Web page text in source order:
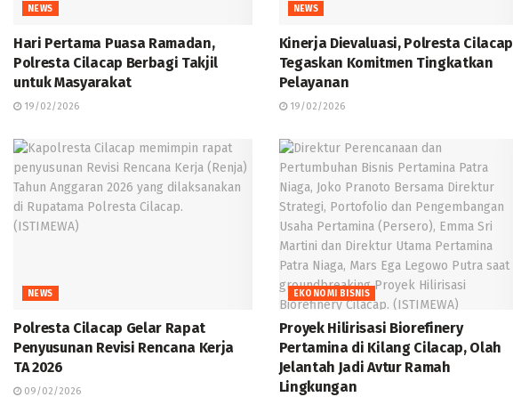
NEWS
Hari Pertama Puasa Ramadan,
Polresta Cilacap Berbagi Takjil
untuk Masyarakat
19/02/2026
NEWS
Kinerja Dievaluasi, Polresta Cilacap
Tegaskan Komitmen Tingkatkan
Pelayanan
19/02/2026
NEWS
Polresta Cilacap Gelar Rapat
Penyusunan Revisi Rencana Kerja
TA 2026
09/02/2026
EKONOMI BISNIS
Proyek Hilirisasi Biorefinery
Pertamina di Kilang Cilacap, Olah
Jelantah Jadi Avtur Ramah
Lingkungan